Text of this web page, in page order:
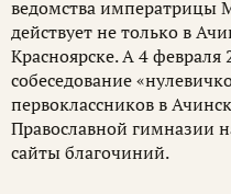
ведомства императрицы
действует не только в
Красноярске. А 4 февраля
собеседование
первоклассников в
Православной гимназии
сайты благочиний.